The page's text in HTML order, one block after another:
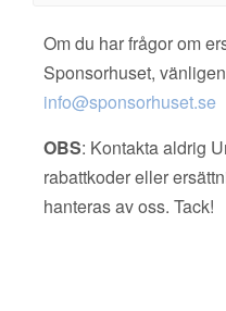
Om du har frågor om
Sponsorhuset,
info@sponsorhuset.se
OBS: Kontakta aldrig
rabattkoder eller
hanteras av oss. Tack!